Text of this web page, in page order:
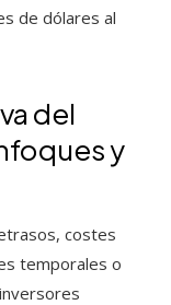
de dólares al
del
y
costes
temporales o